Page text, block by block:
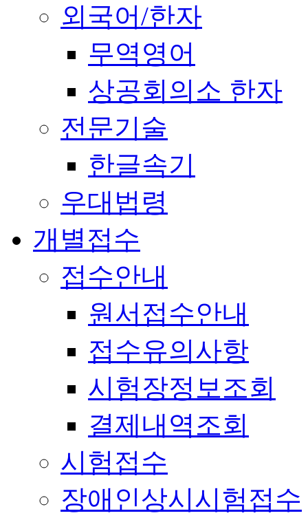
외국어/한자
무역영어
상공회의소 한자
전문기술
한글속기
우대법령
개별접수
접수안내
원서접수안내
접수유의사항
시험장정보조회
결제내역조회
시험접수
장애인상시시험접수